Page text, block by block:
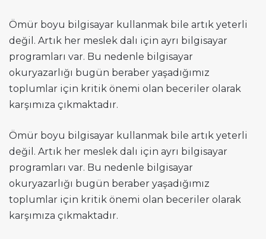
Ömür boyu bilgisayar kullanmak bile artık yeterli
değil. Artık her meslek dalı için ayrı bilgisayar
programları var. Bu nedenle bilgisayar
okuryazarlığı bugün beraber yaşadığımız
toplumlar için kritik önemi olan beceriler olarak
karşımıza çıkmaktadır.
Ömür boyu bilgisayar kullanmak bile artık yeterli
değil. Artık her meslek dalı için ayrı bilgisayar
programları var. Bu nedenle bilgisayar
okuryazarlığı bugün beraber yaşadığımız
toplumlar için kritik önemi olan beceriler olarak
karşımıza çıkmaktadır.